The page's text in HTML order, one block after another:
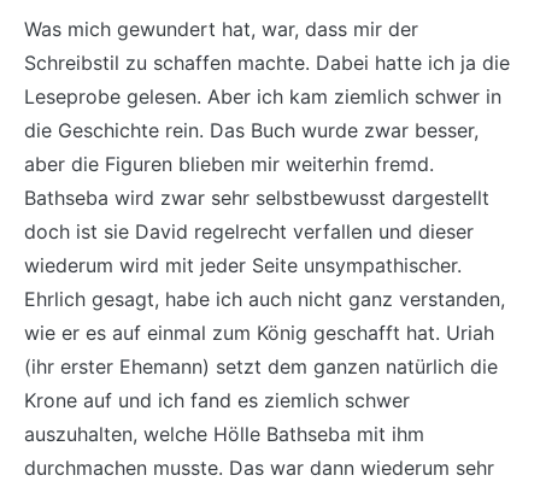
Was mich gewundert hat, war, dass mir der
Schreibstil zu schaffen machte. Dabei hatte ich ja die
Leseprobe gelesen. Aber ich kam ziemlich schwer in
die Geschichte rein. Das Buch wurde zwar besser,
aber die Figuren blieben mir weiterhin fremd.
Bathseba wird zwar sehr selbstbewusst dargestellt
doch ist sie David regelrecht verfallen und dieser
wiederum wird mit jeder Seite unsympathischer.
Ehrlich gesagt, habe ich auch nicht ganz verstanden,
wie er es auf einmal zum König geschafft hat. Uriah
(ihr erster Ehemann) setzt dem ganzen natürlich die
Krone auf und ich fand es ziemlich schwer
auszuhalten, welche Hölle Bathseba mit ihm
durchmachen musste. Das war dann wiederum sehr